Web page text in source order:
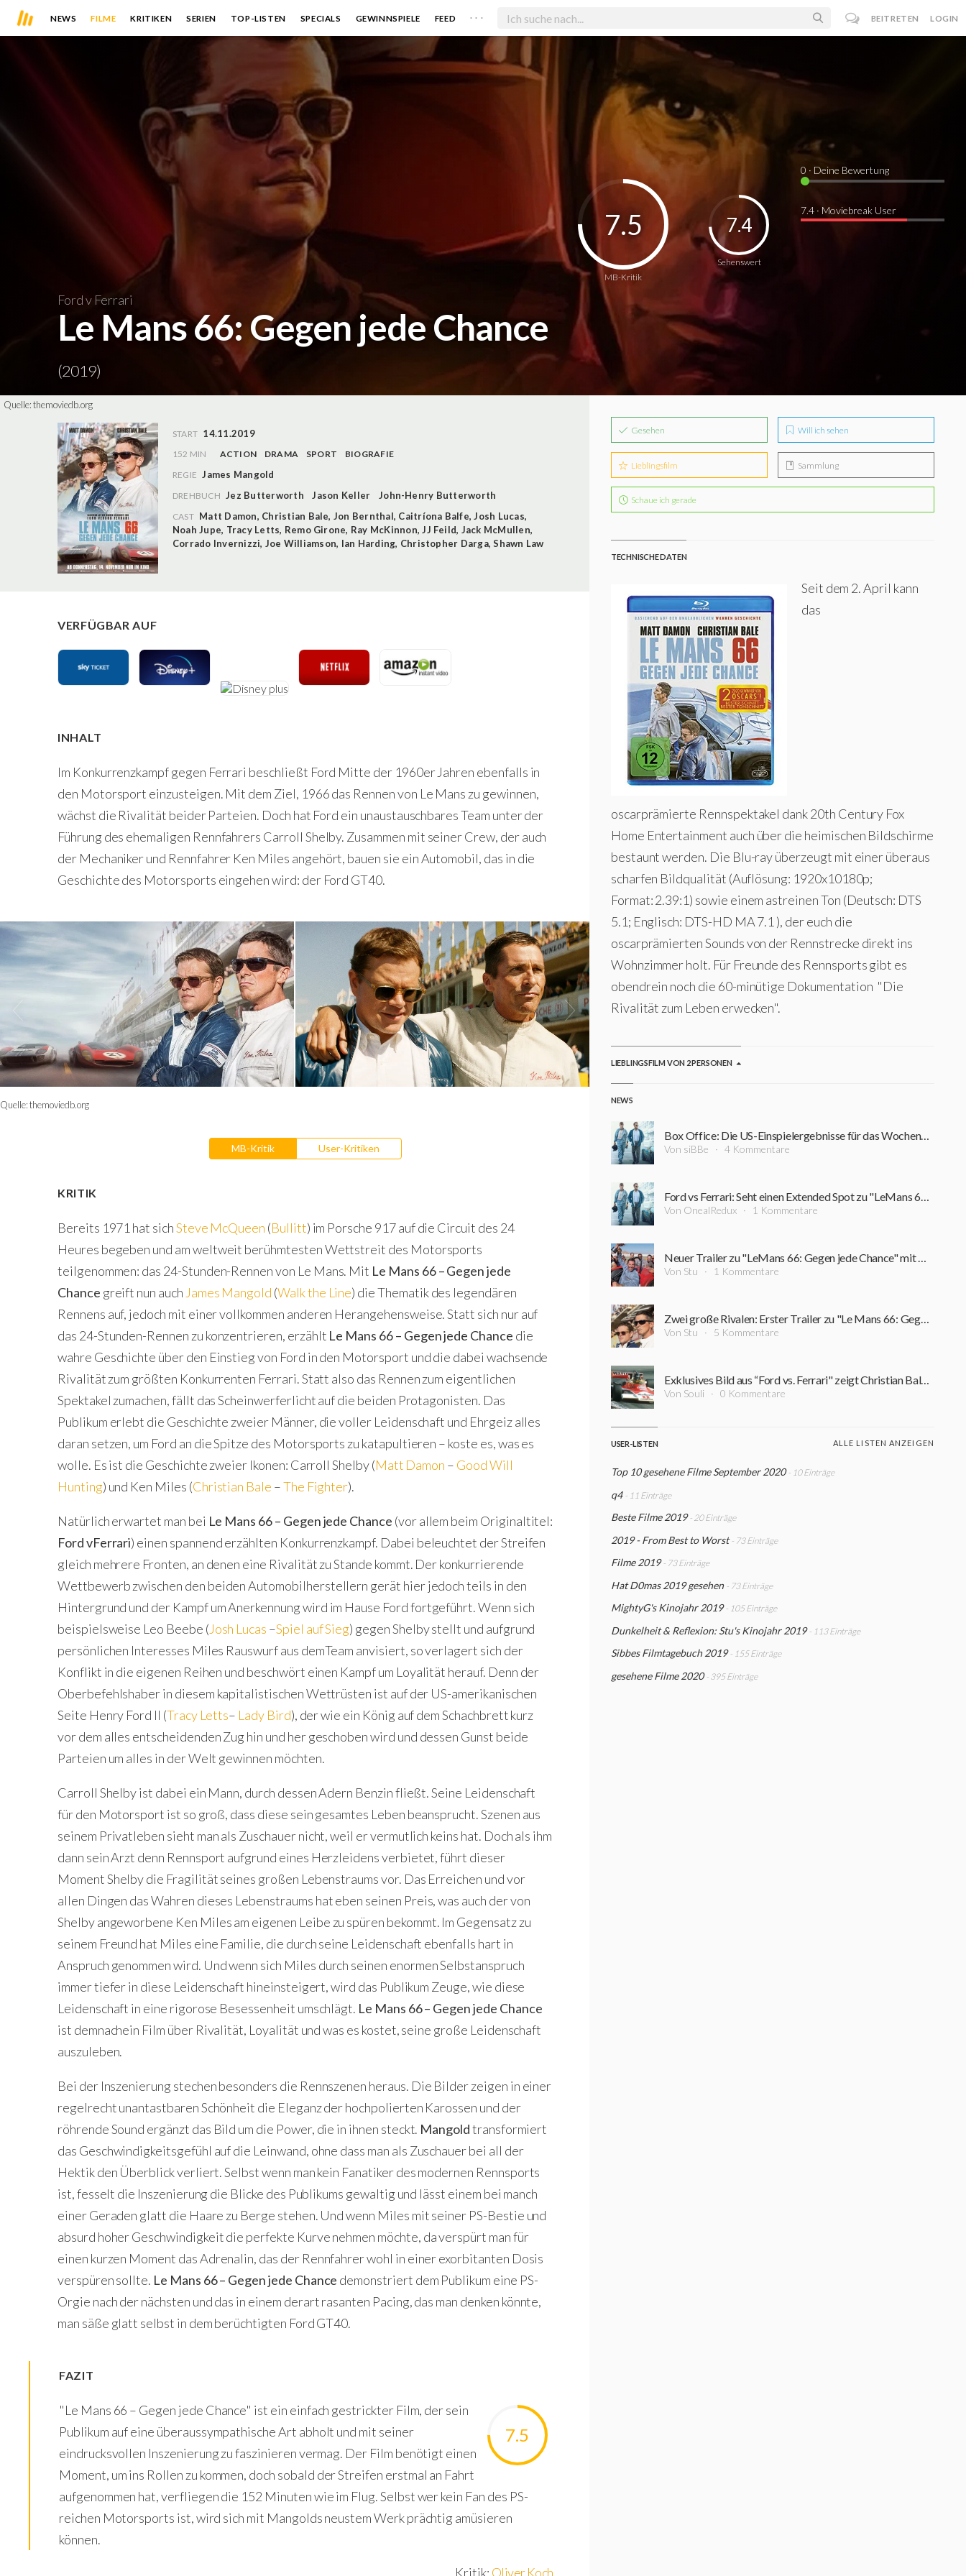
NEWS FILME KRITIKEN SERIEN TOP-LISTEN SPECIALS GEWINNSPIELE FEED . . . BEITRETEN LOGIN
Ford v Ferrari
Le Mans 66: Gegen jede Chance
(2019)
MB-Kritik
7.5
Sehenswert
7.4
0 · Deine Bewertung
7.4 · Moviebreak User
Quelle:themoviedb.org
START 14.11.2019
152 MIN ACTION DRAMA SPORT
BIOGRAFIE
REGIE James Mangold
DREHBUCH Jez Butterworth Jason Keller John-Henry Butterworth
CAST Matt Damon, Christian Bale, Jon Bernthal, Caitríona Balfe,Josh Lucas,
Noah Jupe, Tracy Letts, Remo Girone, Ray McKinnon,JJ Feild, Jack McMullen,
Corrado Invernizzi, Joe Williamson, Ian Harding, Christopher Darga,Shawn Law
VERFÜGBAR AUF
INHALT
Im Konkurrenzkampf gegen Ferrari beschließt Ford Mitte der 1960er Jahren ebenfalls in
den Motorsport einzusteigen. Mit dem Ziel, 1966 das Rennen von Le Mans zu gewinnen,
wächst die Rivalität beider Parteien. Doch hat Ford ein unaustauschbares Team unter der
Führung des ehemaligen Rennfahrers Carroll Shelby. Zusammen mit seiner Crew, der auch
der Mechaniker und Rennfahrer Ken Miles angehört, bauen sie ein Automobil, das in die
Geschichte des Motorsports eingehen wird: der Ford GT40.
Quelle:themoviedb.org
MB-Kritik User-Kritiken
KRITIK
Bereits 1971 hat sichSteve McQueen (Bullitt) im Porsche 917 auf die Circuit des 24
Heures begeben und am weltweit berühmtesten Wettstreit des Motorsports
teilgenommen: das 24-Stunden-Rennen von Le Mans. Mit Le Mans 66 – Gegen jede
Chance greift nun auch James Mangold (Walk the Line) die Thematik des legendären
Rennens auf, jedoch mit einer vollkommen anderen Herangehensweise. Statt sich nur auf
das 24-Stunden-Rennen zu konzentrieren, erzählt Le Mans 66 – Gegen jede Chance die
wahre Geschichte über den Einstieg von Ford in den Motorsport und die dabei wachsende
Rivalität zum größten Konkurrenten Ferrari. Statt also das Rennen zum eigentlichen
Spektakel zumachen, fällt das Scheinwerferlicht auf die beiden Protagonisten. Das
Publikum erlebt die Geschichte zweier Männer, die voller Leidenschaft und Ehrgeiz alles
daran setzen, um Ford an die Spitze des Motorsports zu katapultieren – koste es, was es
wolle. Es ist die Geschichte zweier Ikonen: Carroll Shelby (Matt Damon – Good Will
Hunting) und Ken Miles (Christian Bale –The Fighter).
Natürlich erwartet man bei Le Mans 66 – Gegen jede Chance (vor allem beim Originaltitel:
Ford vFerrari) einen spannend erzählten Konkurrenzkampf. Dabei beleuchtet der Streifen
gleich mehrere Fronten, an denen eine Rivalität zu Stande kommt. Der konkurrierende
Wettbewerb zwischen den beiden Automobilherstellern gerät hier jedoch teils in den
Hintergrund und der Kampf um Anerkennung wird im Hause Ford fortgeführt. Wenn sich
beispielsweise Leo Beebe (Josh Lucas –Spiel auf Sieg) gegen Shelby stellt und aufgrund
persönlichen Interesses Miles Rauswurf aus demTeam anvisiert, so verlagert sich der
Konflikt in die eigenen Reihen und beschwört einen Kampf um Loyalität herauf. Denn der
Oberbefehlshaber in diesem kapitalistischen Wettrüsten ist auf der US-amerikanischen
Seite Henry Ford II (Tracy Letts– Lady Bird), der wie ein König auf dem Schachbrett kurz
vor dem alles entscheidenden Zug hin und her geschoben wird und dessen Gunst beide
Parteien um alles in der Welt gewinnen möchten.
Carroll Shelby ist dabei ein Mann, durch dessen Adern Benzin fließt. Seine Leidenschaft
für den Motorsport ist so groß, dass diese sein gesamtes Leben beansprucht. Szenen aus
seinem Privatleben sieht man als Zuschauer nicht, weil er vermutlich keins hat. Doch als ihm
dann sein Arzt denn Rennsport aufgrund eines Herzleidens verbietet, führt dieser
Moment Shelby die Fragilität seines großen Lebenstraums vor. Das Erreichen und vor
allen Dingen das Wahren dieses Lebenstraums hat eben seinen Preis, was auch der von
Shelby angeworbene Ken Miles am eigenen Leibe zu spüren bekommt. Im Gegensatz zu
seinem Freund hat Miles eine Familie, die durch seine Leidenschaft ebenfalls hart in
Anspruch genommen wird. Und wenn sich Miles durch seinen enormen Selbstanspruch
immer tiefer in diese Leidenschaft hineinsteigert, wird das Publikum Zeuge, wie diese
Leidenschaft in eine rigorose Besessenheit umschlägt. Le Mans 66 – Gegen jede Chance
ist demnachein Film über Rivalität, Loyalität und was es kostet, seine große Leidenschaft
auszuleben.
Bei der Inszenierung stechen besonders die Rennszenen heraus. Die Bilder zeigen in einer
regelrecht unantastbaren Schönheit die Eleganz der hochpolierten Karossen und der
röhrende Sound ergänzt das Bild um die Power, die in ihnen steckt. Mangoldtransformiert
das Geschwindigkeitsgefühl auf die Leinwand, ohne dass man als Zuschauer bei all der
Hektik den Überblick verliert. Selbst wenn man kein Fanatiker des modernen Rennsports
ist, fesselt die Inszenierung die Blicke des Publikums gewaltig und lässt einem bei manch
einer Geraden glatt die Haare zu Berge stehen. Und wenn Miles mit seiner PS-Bestie und
absurd hoher Geschwindigkeit die perfekte Kurve nehmen möchte, da verspürt man für
einen kurzen Moment das Adrenalin, das der Rennfahrer wohl in einer exorbitanten Dosis
verspüren sollte. Le Mans 66 – Gegen jede Chance demonstriert dem Publikum eine PS-
Orgie nach der nächsten und das in einem derart rasanten Pacing, das man denken könnte,
man säße glatt selbst in dem berüchtigten Ford GT40.
FAZIT
7.5
"Le Mans 66 – Gegen jede Chance" ist ein einfach gestrickter Film, der sein
Publikum auf eine überaussympathische Art abholt und mit seiner
eindrucksvollen Inszenierung zu faszinieren vermag. Der Film benötigt einen
Moment, um ins Rollen zu kommen, doch sobald der Streifen erstmal an Fahrt
aufgenommen hat, verfliegen die 152 Minuten wie im Flug. Selbst wer kein Fan des PS-
reichen Motorsports ist, wird sich mit Mangolds neustem Werk prächtig amüsieren
können.
Kritik: Oliver Koch
Gesehen Will ich sehen
Lieblingsfilm Sammlung
Schaue ich gerade
TECHNISCHE DATEN
Seit dem 2. April kann
das
oscarprämierte Rennspektakel dank 20th Century Fox
Home Entertainment auch über die heimischen Bildschirme
bestaunt werden. Die Blu-ray überzeugt mit einer überaus
scharfen Bildqualität (Auflösung: 1920x10180p;
Format:2.39:1) sowie einem astreinen Ton (Deutsch: DTS
5.1; Englisch: DTS-HD MA 7.1 ), der euch die
oscarprämierten Sounds von der Rennstrecke direkt ins
Wohnzimmer holt. Für Freunde des Rennsports gibt es
obendrein noch die 60-minütige Dokumentation "Die
Rivalität zum Leben erwecken".
LIEBLINGSFILM VON 2 PERSONEN
NEWS
Box Office: Die US-Einspielergebnisse für das Wochenende 15.11.-17.11.2019
Von siBBe 4 Kommentare
Ford vs Ferrari: Seht einen Extended Spot zu "LeMans 66: Gegen jede Chance" mit Matt Damon und Christian Bale
Von OnealRedux 1 Kommentare
Neuer Trailer zu "LeMans 66: Gegen jede Chance" mit Matt Damon und Christian Bale erschienen
Von Stu 1 Kommentare
Zwei große Rivalen: Erster Trailer zu "Le Mans 66: Gegen jede Chance" mit Matt Damon und Christian Bale ist online
Von Stu 5 Kommentare
Exklusives Bild aus “Ford vs. Ferrari" zeigt Christian Bale und Matt Damon
Von Souli 0 Kommentare
USER-LISTEN ALLE LISTEN ANZEIGEN
Top 10 gesehene Filme September 2020 - 10 Einträge
q4 - 11 Einträge
Beste Filme 2019 - 20 Einträge
2019 - From Best to Worst - 73 Einträge
Filme 2019 - 73 Einträge
Hat D0mas 2019 gesehen - 73 Einträge
MightyG's Kinojahr 2019 - 105 Einträge
Dunkelheit & Reflexion: Stu's Kinojahr 2019 - 113 Einträge
Sibbes Filmtagebuch 2019 - 155 Einträge
gesehene Filme 2020 - 395 Einträge